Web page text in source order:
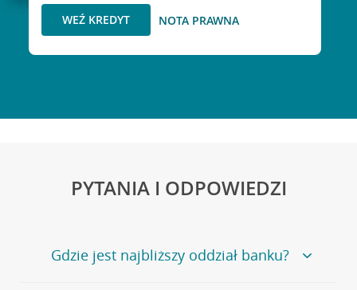
WEŹ KREDYT NOTA PRAWNA
PYTANIA I ODPOWIEDZI
Gdzie jest najbliższy oddział banku?